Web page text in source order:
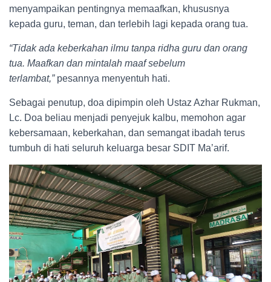
menyampaikan pentingnya memaafkan, khususnya
kepada guru, teman, dan terlebih lagi kepada orang tua.
“Tidak ada keberkahan ilmu tanpa ridha guru dan orang
tua. Maafkan dan mintalah maaf sebelum
terlambat,”pesannya menyentuh hati.
Sebagai penutup, doa dipimpin oleh Ustaz Azhar Rukman,
Lc. Doa beliau menjadi penyejuk kalbu, memohon agar
kebersamaan, keberkahan, dan semangat ibadah terus
tumbuh di hati seluruh keluarga besar SDIT Ma’arif.